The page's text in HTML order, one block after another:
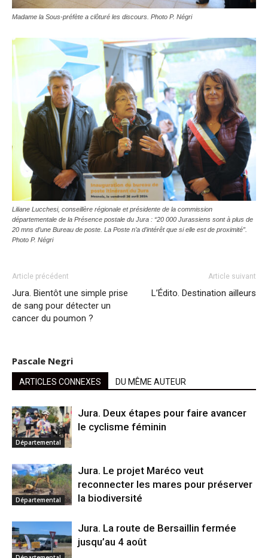
Madame la Sous-préfète a clôturé les discours. Photo P. Négri
Liliane Lucchesi, conseillère régionale et présidente de la commission
départementale de la Présence postale du Jura : “20 000 Jurassiens sont à plus de
20 mns d’une Bureau de poste. La Poste n’a d’intérêt que si elle est de proximité”.
Photo P. Négri
Article précédent
Jura. Bientôt une simple prise
de sang pour détecter un
cancer du poumon ?
Article suivant
L’Édito. Destination ailleurs
Pascale Negri
ARTICLES CONNEXES DU MÊME AUTEUR
Départemental
Jura. Deux étapes pour faire avancer
le cyclisme féminin
Départemental
Jura. Le projet Maréco veut
reconnecter les mares pour préserver
la biodiversité
Jura. La route de Bersaillin fermée
jusqu’au 4 août